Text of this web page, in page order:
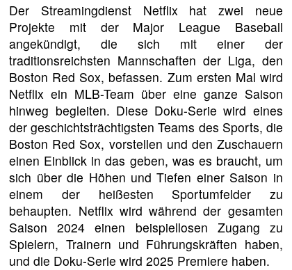
Der Streamingdienst Netflix hat zwei neue
Projekte mit der Major League Baseball
angekündigt, die sich mit einer der
traditionsreichsten Mannschaften der Liga, den
Boston Red Sox, befassen. Zum ersten Mal wird
Netflix ein MLB-Team über eine ganze Saison
hinweg begleiten. Diese Doku-Serie wird eines
der geschichtsträchtigsten Teams des Sports, die
Boston Red Sox, vorstellen und den Zuschauern
einen Einblick in das geben, was es braucht, um
sich über die Höhen und Tiefen einer Saison in
einem der heißesten Sportumfelder zu
behaupten. Netflix wird während der gesamten
Saison 2024 einen beispiellosen Zugang zu
Spielern, Trainern und Führungskräften haben,
und die Doku-Serie wird 2025 Premiere haben.